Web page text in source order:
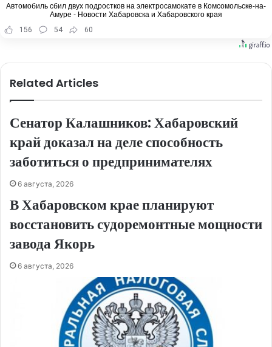
Автомобиль сбил двух подростков на электросамокате в Комсомольске-на-
Амуре - Новости Хабаровска и Хабаровского края
156
54 60
Related Articles
Сенатор Калашников: Хабаровский
край доказал на деле способность
заботиться о предпринимателях
6 августа, 2026
В Хабаровском крае планируют
восстановить судоремонтные мощности
завода Якорь
6 августа, 2026